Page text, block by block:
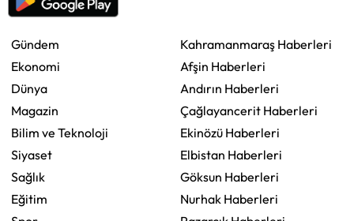
Gündem
Ekonomi
Dünya
Magazin
Bilim ve Teknoloji
Siyaset
Sağlık
Eğitim
Kahramanmaraş Haberleri
Afşin Haberleri
Andırın Haberleri
Çağlayancerit Haberleri
Ekinözü Haberleri
Elbistan Haberleri
Göksun Haberleri
Nurhak Haberleri